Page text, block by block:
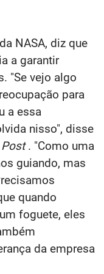
NASA, diz que
a garantir
"Se vejo algo
para
a essa
nisso", disse
. "Como uma
guiando, mas
quando
foguete, eles
da empresa